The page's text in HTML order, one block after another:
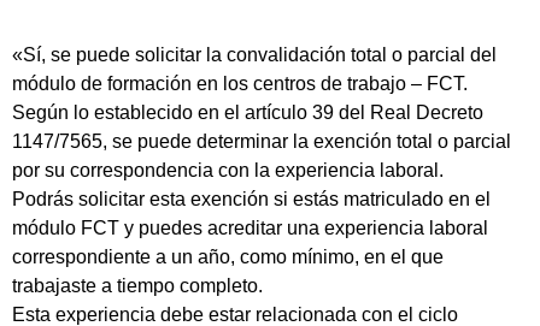
«Sí, se puede solicitar la convalidación total o parcial del
módulo de formación en los centros de trabajo – FCT.
Según lo establecido en el artículo 39 del Real Decreto
1147/7565, se puede determinar la exención total o parcial
por su correspondencia con la experiencia laboral.
Podrás solicitar esta exención si estás matriculado en el
módulo FCT y puedes acreditar una experiencia laboral
correspondiente a un año, como mínimo, en el que
trabajaste a tiempo completo.
Esta experiencia debe estar relacionada con el ciclo